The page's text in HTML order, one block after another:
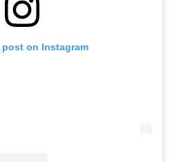
on Instagram